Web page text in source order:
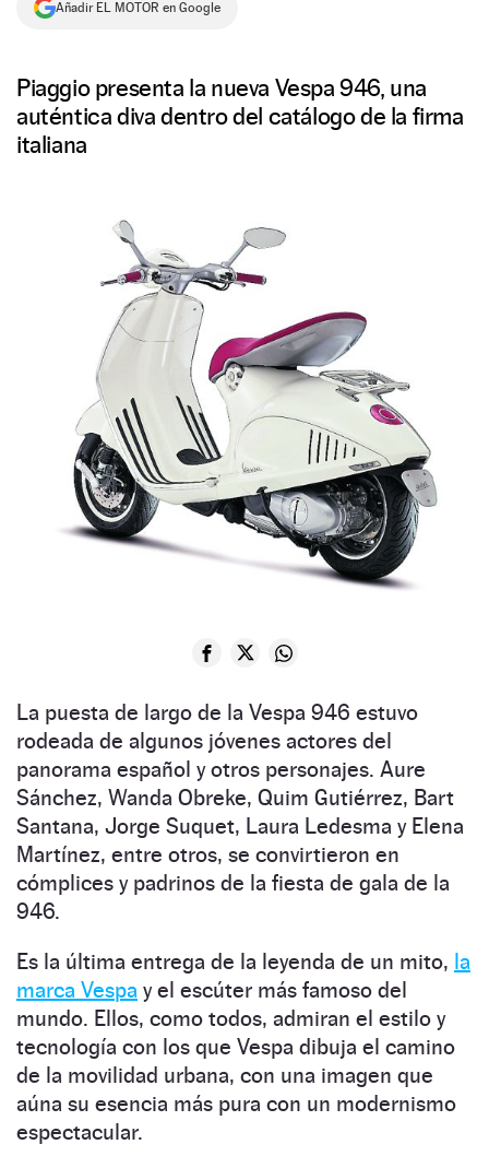
SÍGUENOS
Añadir EL MOTOR en Google
Piaggio presenta la nueva Vespa 946, una
auténtica diva dentro del catálogo de la firma
italiana
La puesta de largo de la Vespa 946 estuvo
rodeada de algunos jóvenes actores del
panorama español y otros personajes. Aure
Sánchez, Wanda Obreke, Quim Gutiérrez, Bart
Santana, Jorge Suquet, Laura Ledesma y Elena
Martínez, entre otros, se convirtieron en
cómplices y padrinos de la fiesta de gala de la
946.
Es la última entrega de la leyenda de un mito, la
marca Vespa y el escúter más famoso del
mundo. Ellos, como todos, admiran el estilo y
tecnología con los que Vespa dibuja el camino
de la movilidad urbana, con una imagen que
aúna su esencia más pura con un modernismo
espectacular.